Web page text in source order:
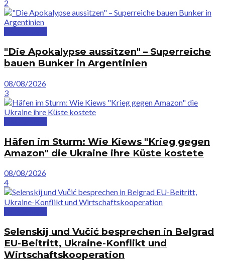
2
"Die Apokalypse aussitzen" – Superreiche
bauen Bunker in Argentinien
08/08/2026
3
Häfen im Sturm: Wie Kiews "Krieg gegen
Amazon" die Ukraine ihre Küste kostete
08/08/2026
4
Selenskij und Vučić besprechen in Belgrad
EU-Beitritt, Ukraine-Konflikt und
Wirtschaftskooperation